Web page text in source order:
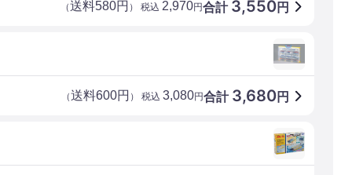
合計 3,550円
（送料580円 ） 税込 2,970円
合計 3,680円
（送料600円 ） 税込 3,080円